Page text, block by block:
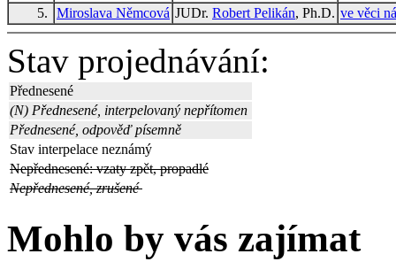
5.
Miroslava Němcová JUDr. Robert Pelikán, Ph.D. ve věci
Stav projednávání:
Přednesené
(N) Přednesené, interpelovaný nepřítomen
Přednesené, odpověď písemně
Stav interpelace neznámý
Nepřednesené: vzaty zpět, propadlé
Nepřednesené, zrušené
Mohlo by vás zajímat